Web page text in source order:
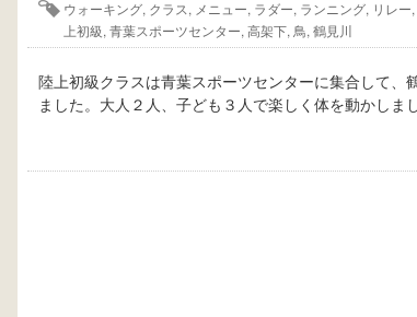
ウォーキング, クラス, メニュー, ラダー, ランニング, リレー,
上初級, 青葉スポーツセンター, 高架下, 鳥, 鶴見川
陸上初級クラスは青葉スポーツセンターに集合して
ました。大人２人、子ども３人で楽しく体を動か